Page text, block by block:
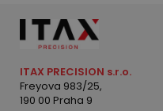
ITAX PRECISION s.r.o.
Freyova 983/25,
190 00 Praha 9